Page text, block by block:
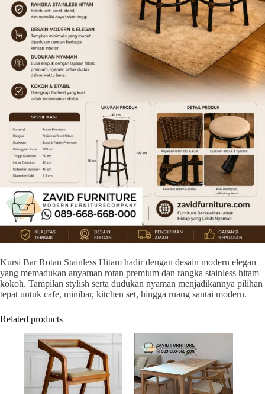
Kursi Bar Rotan Stainless Hitam hadir dengan desain modern elegan
yang memadukan anyaman rotan premium dan rangka stainless hitam
kokoh. Tampilan stylish serta dudukan nyaman menjadikannya pilihan
tepat untuk cafe, minibar, kitchen set, hingga ruang santai modern.
Related products